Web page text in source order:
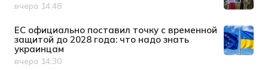
Дата публикации
вчера 14:48
ЕС официально поставил точку с временной
защитой до 2028 года: что надо знать
украинцам
Дата публикации
вчера 14:30